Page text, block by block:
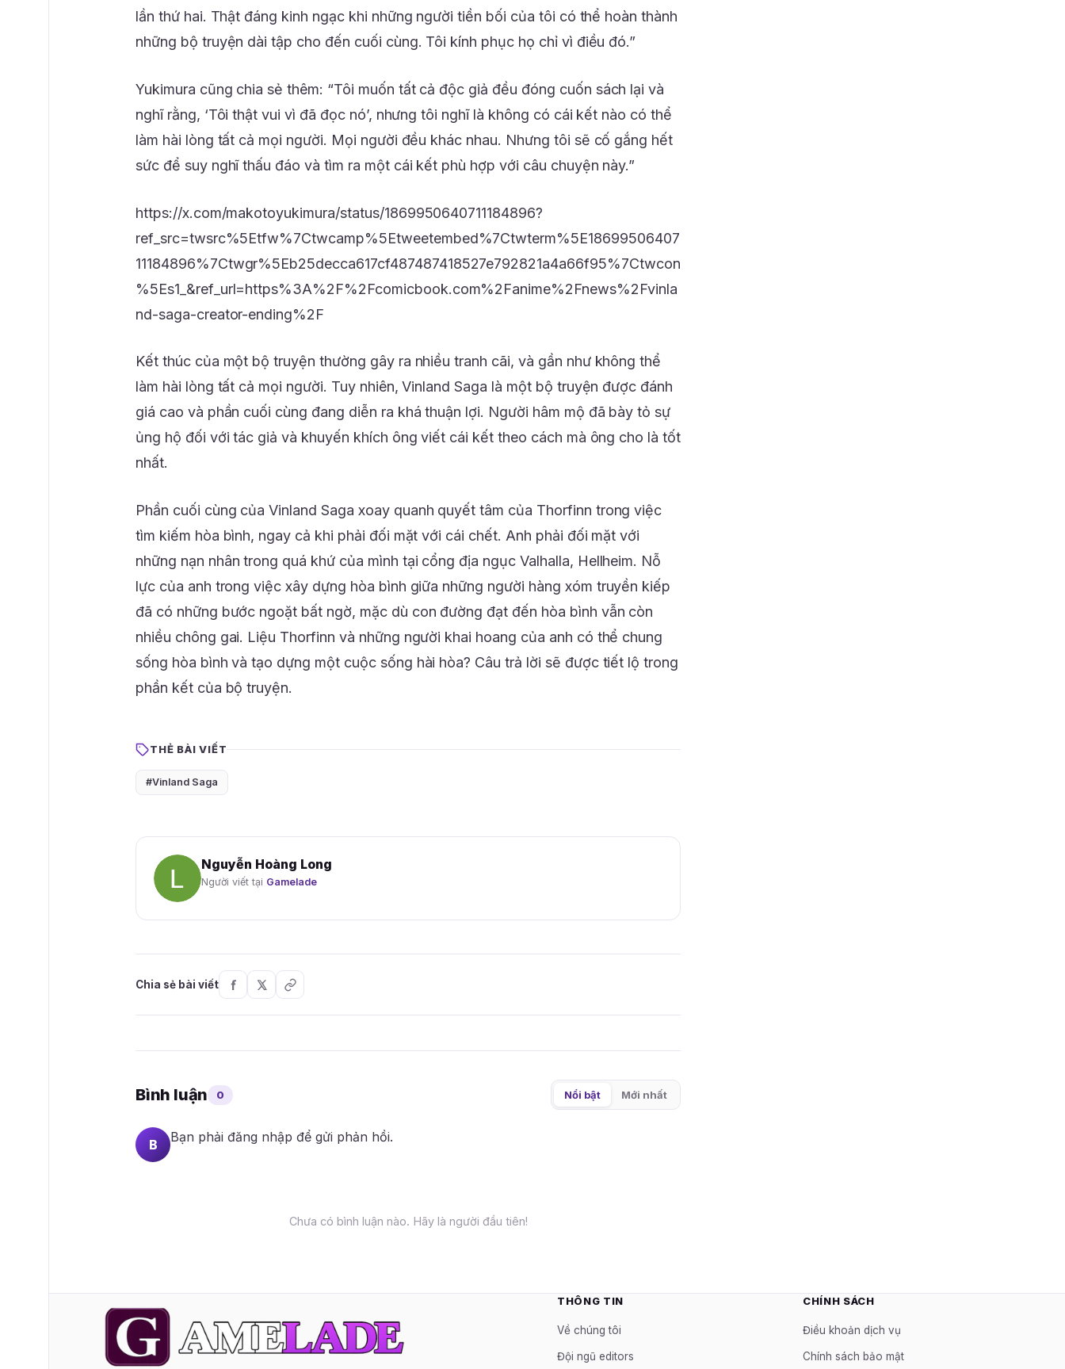
lần thứ hai. Thật đáng kinh ngạc khi những người tiền bối của tôi có thể hoàn thành
những bộ truyện dài tập cho đến cuối cùng. Tôi kính phục họ chỉ vì điều đó.”
Yukimura cũng chia sẻ thêm: “Tôi muốn tất cả độc giả đều đóng cuốn sách lại và
nghĩ rằng, ‘Tôi thật vui vì đã đọc nó’, nhưng tôi nghĩ là không có cái kết nào có thể
làm hài lòng tất cả mọi người. Mọi người đều khác nhau. Nhưng tôi sẽ cố gắng hết
sức để suy nghĩ thấu đáo và tìm ra một cái kết phù hợp với câu chuyện này.”
https://x.com/makotoyukimura/status/1869950640711184896?
ref_src=twsrc%5Etfw%7Ctwcamp%5Etweetembed%7Ctwterm%5E18699506407
11184896%7Ctwgr%5Eb25decca617cf487487418527e792821a4a66f95%7Ctwcon
%5Es1_&ref_url=https%3A%2F%2Fcomicbook.com%2Fanime%2Fnews%2Fvinla
nd-saga-creator-ending%2F
Kết thúc của một bộ truyện thường gây ra nhiều tranh cãi, và gần như không thể
làm hài lòng tất cả mọi người. Tuy nhiên, Vinland Saga là một bộ truyện được đánh
giá cao và phần cuối cùng đang diễn ra khá thuận lợi. Người hâm mộ đã bày tỏ sự
ủng hộ đối với tác giả và khuyến khích ông viết cái kết theo cách mà ông cho là tốt
nhất.
Phần cuối cùng của Vinland Saga xoay quanh quyết tâm của Thorfinn trong việc
tìm kiếm hòa bình, ngay cả khi phải đối mặt với cái chết. Anh phải đối mặt với
những nạn nhân trong quá khứ của mình tại cổng địa ngục Valhalla, Hellheim. Nỗ
lực của anh trong việc xây dựng hòa bình giữa những người hàng xóm truyền kiếp
đã có những bước ngoặt bất ngờ, mặc dù con đường đạt đến hòa bình vẫn còn
nhiều chông gai. Liệu Thorfinn và những người khai hoang của anh có thể chung
sống hòa bình và tạo dựng một cuộc sống hài hòa? Câu trả lời sẽ được tiết lộ trong
phần kết của bộ truyện.
THẺ BÀI VIẾT
#Vinland Saga
Nguyễn Hoàng Long
Người viết tại Gamelade
Chia sẻ bài viết
Bình luận 0 Nổi bật Mới nhất
B Bạn phải đăng nhập để gửi phản hồi.
Chưa có bình luận nào. Hãy là người đầu tiên!
THÔNG TIN
Về chúng tôi
Đội ngũ editors
CHÍNH SÁCH
Điều khoản dịch vụ
Chính sách bảo mật